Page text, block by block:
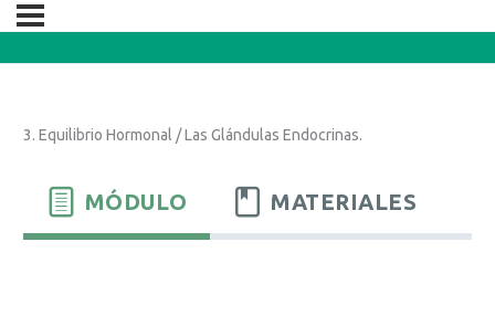
3. Equilibrio Hormonal / Las Glándulas Endocrinas.
MÓDULO MATERIALES